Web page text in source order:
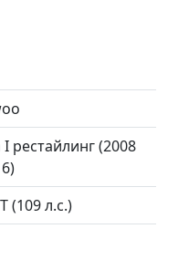
I рестайлинг (2008
(109 л.с.)